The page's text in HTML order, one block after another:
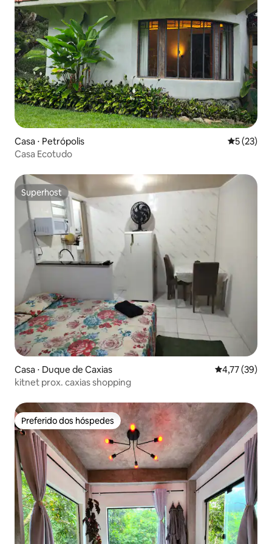
Casa ⋅ Petrópolis 5 de uma
5 (23)
Casa Ecotudo
Superhost
Superhost
Casa ⋅ Duque de Caxias 4,77 de uma
4,77 (39)
kitnet prox. caxias shopping
Preferido dos hóspedes
Preferido dos hóspedes